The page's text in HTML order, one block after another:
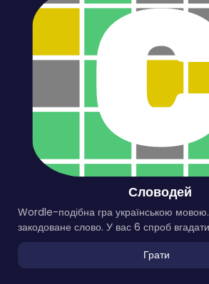
Словодей
Wordle-подібна гра українською
закодоване слово. У вас 6 спроб
Грати